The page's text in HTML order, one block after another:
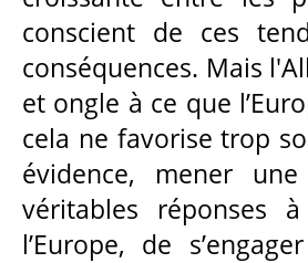
conscient de ces
conséquences. Mais
et ongle à ce que
cela ne favorise trop
évidence, mener
véritables réponses
l’Europe, de